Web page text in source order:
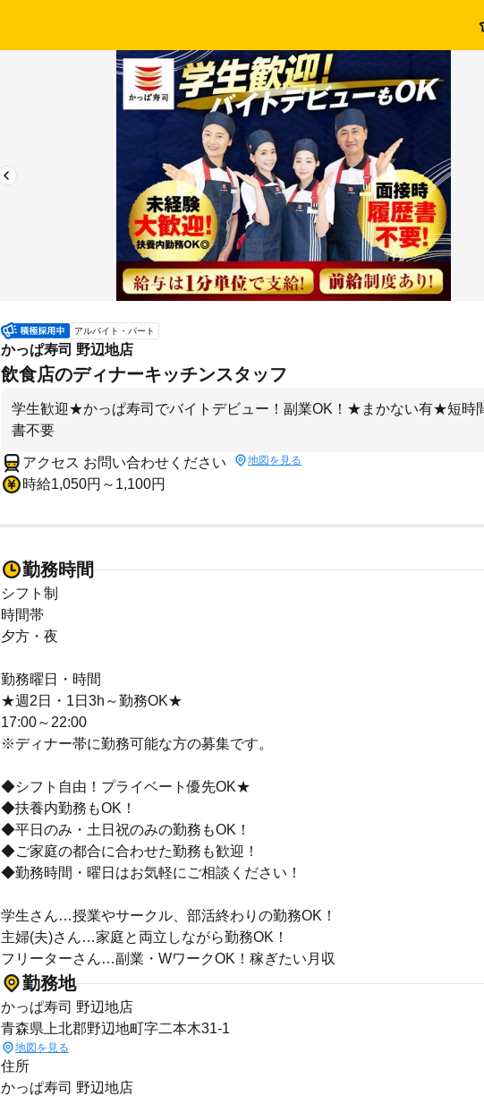
アルバイト・パート
かっぱ寿司 野辺地店
飲食店のディナーキッチンスタッフ
学生歓迎★かっぱ寿司でバイトデビュー！副業OK！★まかない有★短時
書不要
アクセス お問い合わせください 地図を見る
時給1,050円～1,100円
勤務時間
シフト制
時間帯
夕方・夜
勤務曜日・時間
★週2日・1日3h～勤務OK★
17:00～22:00
※ディナー帯に勤務可能な方の募集です。
◆シフト自由！プライベート優先OK★
◆扶養内勤務もOK！
◆平日のみ・土日祝のみの勤務もOK！
◆ご家庭の都合に合わせた勤務も歓迎！
◆勤務時間・曜日はお気軽にご相談ください！
学生さん…授業やサークル、部活終わりの勤務OK！
主婦(夫)さん…家庭と両立しながら勤務OK！
フリーターさん…副業・WワークOK！稼ぎたい月収
勤務地
かっぱ寿司 野辺地店
青森県上北郡野辺地町字二本木31-1
地図を見る
住所
かっぱ寿司 野辺地店